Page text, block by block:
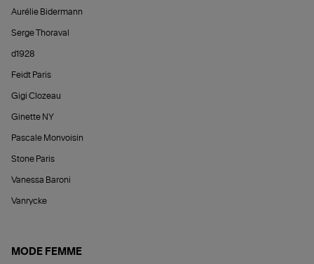
Aurélie Bidermann
Serge Thoraval
d1928
Feidt Paris
Gigi Clozeau
Ginette NY
Pascale Monvoisin
Stone Paris
Vanessa Baroni
Vanrycke
MODE FEMME